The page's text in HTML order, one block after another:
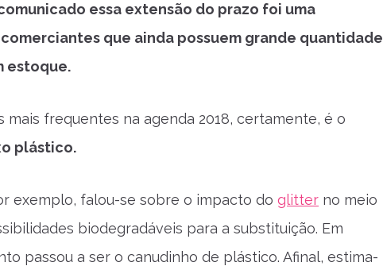
essa extensão do prazo foi uma
que ainda possuem grande quantidade
estoque.
mais frequentes na agenda 2018, certamente, é o
plástico.
exemplo, falou-se sobre o impacto do glitter no meio
biodegradáveis para a substituição. Em
passou a ser o canudinho de plástico. Afinal, estima-